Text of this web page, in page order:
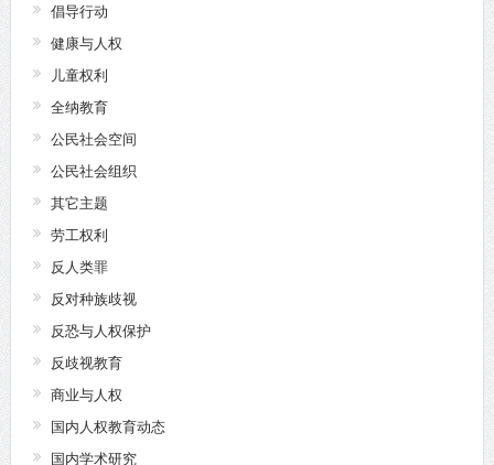
倡导行动
健康与人权
儿童权利
全纳教育
公民社会空间
公民社会组织
其它主题
劳工权利
反人类罪
反对种族歧视
反恐与人权保护
反歧视教育
商业与人权
国内人权教育动态
国内学术研究